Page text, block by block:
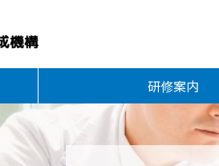
研修案内
健康サポート薬局研修
健康サポート薬局更新研修
薬剤師 Mobile Seminar
現場で差がつく研修プラン
地域連携薬剤師研修
在宅薬学総合体制加算に関する研修
薬事衛生に関する基礎研修
薬事衛生に関する更新研修